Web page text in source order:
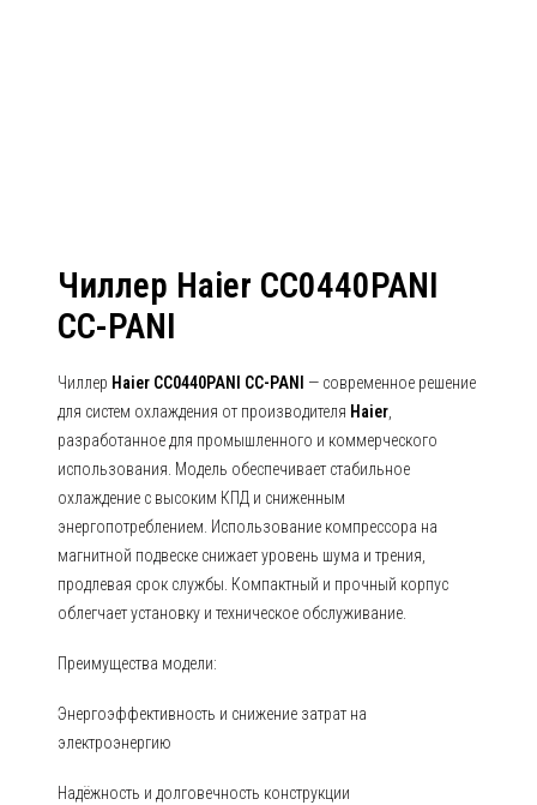
Чиллер Haier CC0440PANI
CC-PANI
Чиллер Haier CC0440PANI CC-PANI
— современное решение
для систем охлаждения от производителя Haier
разработанное для промышленного и коммерческого
использования. Модель обеспечивает стабильное
охлаждение с высоким КПД и сниженным
энергопотреблением. Использование компрессора на
магнитной подвеске снижает уровень шума и трения,
продлевая срок службы. Компактный и прочный корпус
облегчает установку и техническое обслуживание.
Преимущества модели:
Энергоэффективность и снижение затрат на
электроэнергию
Надёжность и долговечность конструкции